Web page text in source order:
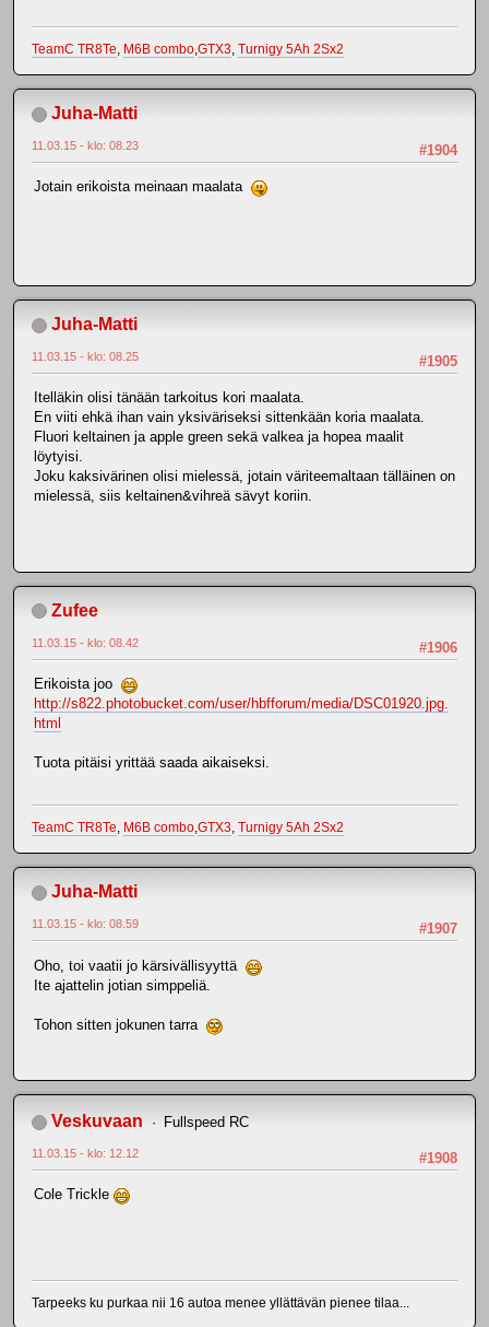
TeamC TR8Te, M6B combo,GTX3, Turnigy 5Ah 2Sx2
Juha-Matti
#1904
11.03.15 - klo: 08.23
Jotain erikoista meinaan maalata
Juha-Matti
#1905
11.03.15 - klo: 08.25
Itelläkin olisi tänään tarkoitus kori maalata.
En viiti ehkä ihan vain yksiväriseksi sittenkään koria maalata.
Fluori keltainen ja apple green sekä valkea ja hopea maalit
löytyisi.
Joku kaksivärinen olisi mielessä, jotain väriteemaltaan tälläinen on
mielessä, siis keltainen&vihreä sävyt koriin.
Zufee
#1906
11.03.15 - klo: 08.42
Erikoista joo
http://s822.photobucket.com/user/hbfforum/media/DSC01920.jpg.
html
Tuota pitäisi yrittää saada aikaiseksi.
TeamC TR8Te, M6B combo,GTX3, Turnigy 5Ah 2Sx2
Juha-Matti
#1907
11.03.15 - klo: 08.59
Oho, toi vaatii jo kärsivällisyyttä
Ite ajattelin jotian simppeliä.
Tohon sitten jokunen tarra
Veskuvaan Fullspeed RC
#1908
11.03.15 - klo: 12.12
Cole Trickle
Tarpeeks ku purkaa nii 16 autoa menee yllättävän pienee tilaa...